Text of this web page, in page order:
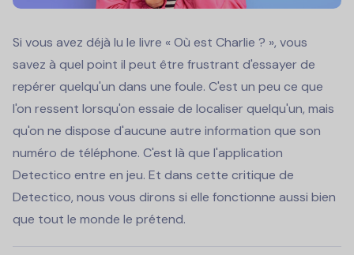
Si vous avez déjà lu le livre « Où est Charlie ? », vous
savez à quel point il peut être frustrant d'essayer de
repérer quelqu'un dans une foule. C'est un peu ce que
l'on ressent lorsqu'on essaie de localiser quelqu'un, mais
qu'on ne dispose d'aucune autre information que son
numéro de téléphone. C'est là que l'application
Detectico entre en jeu. Et dans cette critique de
Detectico, nous vous dirons si elle fonctionne aussi bien
que tout le monde le prétend.